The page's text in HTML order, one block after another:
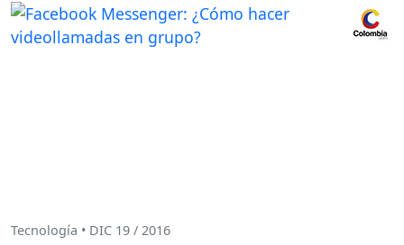
Tecnología • DIC 19 / 2016